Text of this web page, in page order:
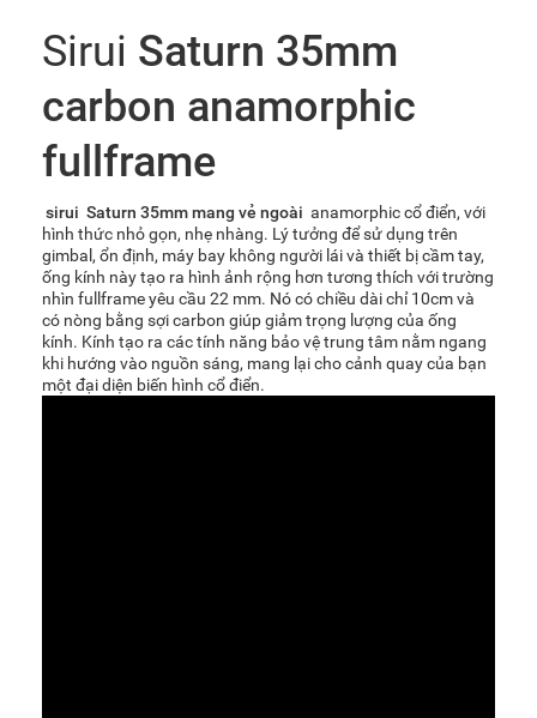
Sirui Saturn 35mm
carbon anamorphic
fullframe
sirui Saturn 35mm mang vẻ ngoài anamorphic cổ điển, với
hình thức nhỏ gọn, nhẹ nhàng. Lý tưởng để sử dụng trên
gimbal, ổn định, máy bay không người lái và thiết bị cầm tay,
ống kính này tạo ra hình ảnh rộng hơn tương thích với trường
nhìn fullframe yêu cầu 22 mm. Nó có chiều dài chỉ 10cm và
có nòng bằng sợi carbon giúp giảm trọng lượng của ống
kính. Kính tạo ra các tính năng bảo vệ trung tâm nằm ngang
khi hướng vào nguồn sáng, mang lại cho cảnh quay của bạn
một đại diện biến hình cổ điển.